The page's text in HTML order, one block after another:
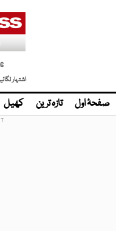
اشتہار
صفحۂ اول تازہ ترین کھیل